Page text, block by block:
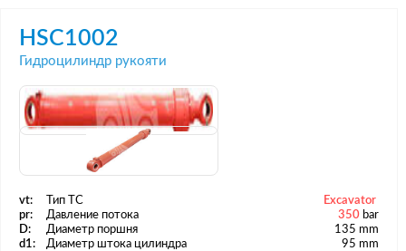
HSC1002
Гидроцилиндр рукояти
vt: Тип ТС
Excavator
pr:
Давление потока 350 bar
D:
Диаметр поршня
135 mm
d1:
Диаметр штока цилиндра
95 mm